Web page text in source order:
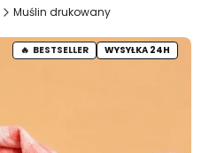
Muślin drukowany
BESTSELLER WYSYŁKA 24H